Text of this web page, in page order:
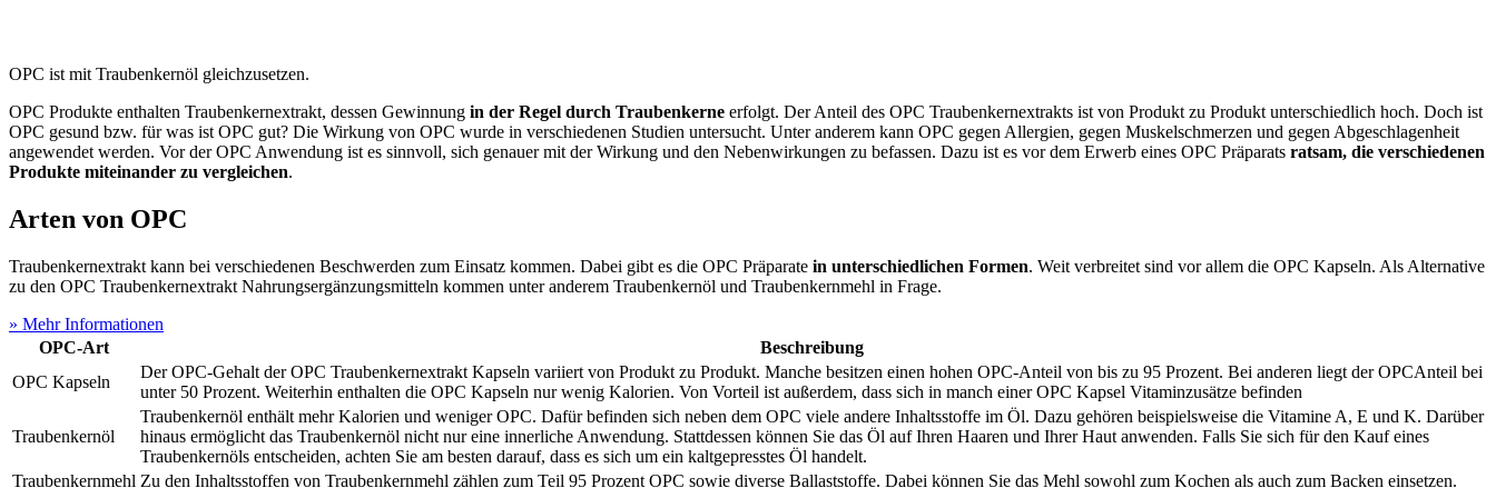
OPC ist mit Traubenkernöl gleichzusetzen.
OPC Produkte enthalten Traubenkernextrakt, dessen Gewinnung in der Regel durch Traubenkerne erfolgt. Der Anteil des OPC Traubenkernextrakts ist von Produkt zu Produkt unterschiedlich hoch. Doch ist
OPC gesund bzw. für was ist OPC gut? Die Wirkung von OPC wurde in verschiedenen Studien untersucht. Unter anderem kann OPC gegen Allergien, gegen Muskelschmerzen und gegen Abgeschlagenheit
angewendet werden. Vor der OPC Anwendung ist es sinnvoll, sich genauer mit der Wirkung und den Nebenwirkungen zu befassen. Dazu ist es vor dem Erwerb eines OPC Präparats ratsam, die verschiedenen
Produkte miteinander zu vergleichen.
Arten von OPC
Traubenkernextrakt kann bei verschiedenen Beschwerden zum Einsatz kommen. Dabei gibt es die OPC Präparate in unterschiedlichen Formen. Weit verbreitet sind vor allem die OPC Kapseln. Als Alternative
zu den OPC Traubenkernextrakt Nahrungsergänzungsmitteln kommen unter anderem Traubenkernöl und Traubenkernmehl in Frage.
» Mehr Informationen
OPC-Art
Beschreibung
OPC Kapseln
Der OPC-Gehalt der OPC Traubenkernextrakt Kapseln variiert von Produkt zu Produkt. Manche besitzen einen hohen OPC-Anteil von bis zu 95 Prozent. Bei anderen liegt der OPCAnteil bei
unter 50 Prozent. Weiterhin enthalten die OPC Kapseln nur wenig Kalorien. Von Vorteil ist außerdem, dass sich in manch einer OPC Kapsel Vitaminzusätze befinden
Traubenkernöl
Traubenkernöl enthält mehr Kalorien und weniger OPC. Dafür befinden sich neben dem OPC viele andere Inhaltsstoffe im Öl. Dazu gehören beispielsweise die Vitamine A, E und K. Darüber
hinaus ermöglicht das Traubenkernöl nicht nur eine innerliche Anwendung. Stattdessen können Sie das Öl auf Ihren Haaren und Ihrer Haut anwenden. Falls Sie sich für den Kauf eines
Traubenkernöls entscheiden, achten Sie am besten darauf, dass es sich um ein kaltgepresstes Öl handelt.
Traubenkernmehl Zu den Inhaltsstoffen von Traubenkernmehl zählen zum Teil 95 Prozent OPC sowie diverse Ballaststoffe. Dabei können Sie das Mehl sowohl zum Kochen als auch zum Backen einsetzen.